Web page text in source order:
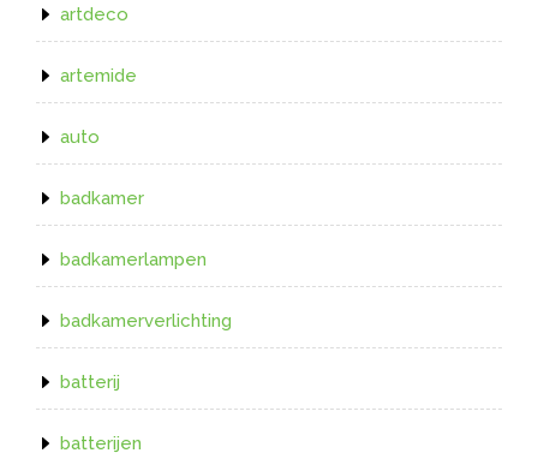
artdeco
artemide
auto
badkamer
badkamerlampen
badkamerverlichting
batterij
batterijen